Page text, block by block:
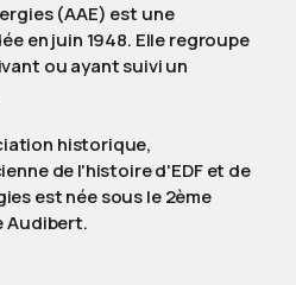
(AAE) est une
en juin 1948. Elle regroupe
ou ayant suivi un
historique,
de l'histoire d'EDF et de
est née sous le 2ème
Audibert.